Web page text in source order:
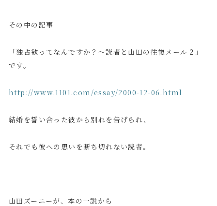
その中の記事
「独占欲ってなんですか？～読者と山田の往復メール２」
です。
http://www.1101.com/essay/2000-12-06.html
結婚を誓い合った彼から別れを告げられ、
それでも彼への思いを断ち切れない読者。
山田ズーニーが、本の一説から